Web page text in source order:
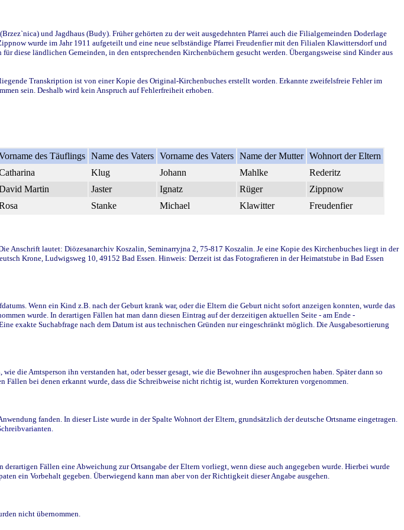
und Jagdhaus (Budy). Früher gehörten zu der weit ausgedehnten Pfarrei auch die Filialgemeinden Doderlage
wurde im Jahr 1911 aufgeteilt und eine neue selbständige Pfarrei Freudenfier mit den Filialen Klawittersdorf und
ländlichen Gemeinden, in den entsprechenden Kirchenbüchern gesucht werden. Übergangsweise sind Kinder aus
Transkription ist von einer Kopie des Original-Kirchenbuches erstellt worden. Erkannte zweifelsfreie Fehler im
sein. Deshalb wird kein Anspruch auf Fehlerfreiheit erhoben.
des Täuflings Name des Vaters Vorname des Vaters Name der Mutter Wohnort der Eltern
Klug Johann Mahlke
Rederitz
Martin Jaster Ignatz Rüger
Zippnow
Stanke Michael Klawitter Freudenfier
lautet: Diözesanarchiv Koszalin, Seminarryjna 2, 75-817 Koszalin. Je eine Kopie des Kirchenbuches liegt in der
Krone, Ludwigsweg 10, 49152 Bad Essen. Hinweis: Derzeit ist das Fotografieren in der Heimatstube in Bad Essen
Wenn ein Kind z.B. nach der Geburt krank war, oder die Eltern die Geburt nicht sofort anzeigen konnten, wurde das
wurde. In derartigen Fällen hat man dann diesen Eintrag auf der derzeitigen aktuellen Seite - am Ende -
exakte Suchabfrage nach dem Datum ist aus technischen Gründen nur eingeschränkt möglich. Die Ausgabesortierung
die Amtsperson ihn verstanden hat, oder besser gesagt, wie die Bewohner ihn ausgesprochen haben. Später dann so
bei denen erkannt wurde, dass die Schreibweise nicht richtig ist, wurden Korrekturen vorgenommen.
fanden. In dieser Liste wurde in der Spalte Wohnort der Eltern, grundsätzlich der deutsche Ortsname eingetragen.
Fällen eine Abweichung zur Ortsangabe der Eltern vorliegt, wenn diese auch angegeben wurde. Hierbei wurde
ein Vorbehalt gegeben. Überwiegend kann man aber von der Richtigkeit dieser Angabe ausgehen.
nicht übernommen.